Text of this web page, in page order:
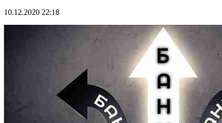
10.12.2020 22:18